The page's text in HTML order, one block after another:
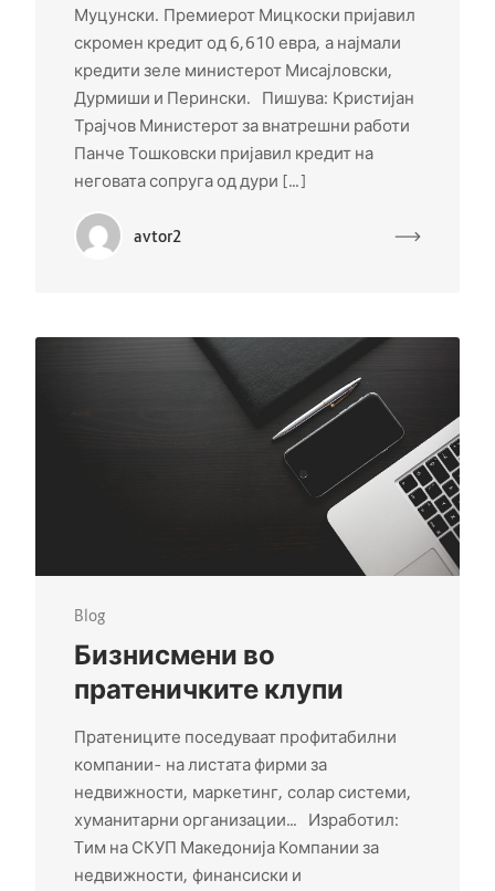
Муцунски. Премиерот Мицкоски пријавил
скромен кредит од 6,610 евра, а најмали
кредити зеле министерот Мисајловски,
Дурмиши и Перински. Пишува: Кристијан
Трајчов Министерот за внатрешни работи
Панче Тошковски пријавил кредит на
неговата сопруга од дури […]
avtor2
Blog
Бизнисмени во
пратеничките клупи
Пратениците поседуваат профитабилни
компании– на листата фирми за
недвижности, маркетинг, солар системи,
хуманитарни организации… Изработил:
Tим на СКУП Македонија Компании за
недвижности, финансиски и